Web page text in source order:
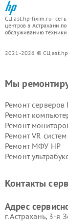
СЦ ast.hp-fixim.ru - сеть
центров в Астрахани
обслуживанию техники
2021-2026 © СЦ
Мы
Ремонт серверов
Ремонт
Ремонт
Ремонт VR
Ремонт МФУ HP
Ремонт
Контакты
Адрес
г. Астрахань, 3-я